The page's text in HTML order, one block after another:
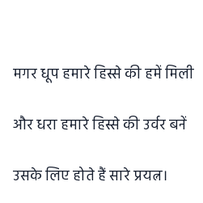
मगर धूप हमारे हिस्से की हमें मिली
और धरा हमारे हिस्से की उर्वर बनें
उसके लिए होते हैं सारे प्रयत्न।